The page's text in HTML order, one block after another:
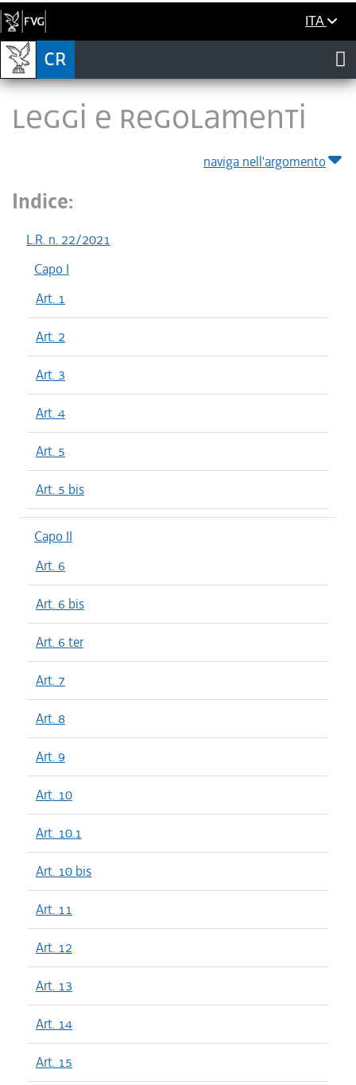
ITA
LEGGI E REGOLAMENTI
naviga nell'argomento
Indice:
L.R. n. 22/2021
Capo I
Art. 1
Art. 2
Art. 3
Art. 4
Art. 5
Art. 5 bis
Capo II
Art. 6
Art. 6 bis
Art. 6 ter
Art. 7
Art. 8
Art. 9
Art. 10
Art. 10.1
Art. 10 bis
Art. 11
Art. 12
Art. 13
Art. 14
Art. 15